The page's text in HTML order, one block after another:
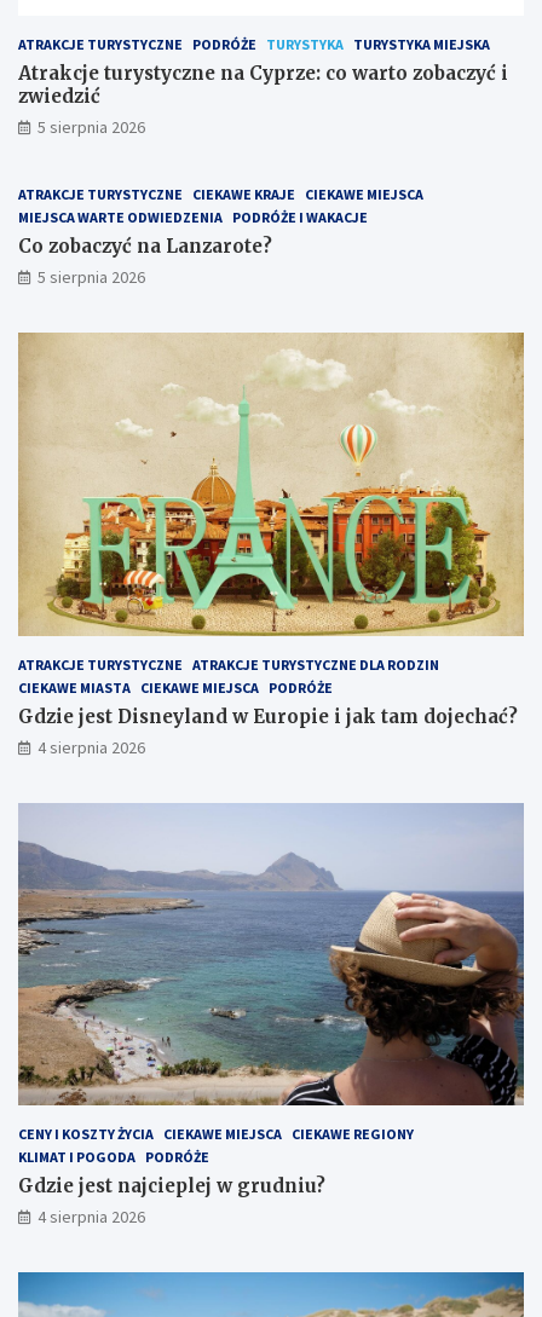
ATRAKCJE TURYSTYCZNE PODRÓŻE TURYSTYKA TURYSTYKA MIEJSKA
Atrakcje turystyczne na Cyprze: co warto zobaczyć i
zwiedzić
5 sierpnia 2026
ATRAKCJE TURYSTYCZNE CIEKAWE KRAJE
CIEKAWE MIEJSCA
MIEJSCA WARTE ODWIEDZENIA PODRÓŻE I WAKACJE
Co zobaczyć na Lanzarote?
5 sierpnia 2026
ATRAKCJE TURYSTYCZNE ATRAKCJE TURYSTYCZNE DLA RODZIN
CIEKAWE MIASTA CIEKAWE MIEJSCA PODRÓŻE
Gdzie jest Disneyland w Europie i jak tam dojechać?
4 sierpnia 2026
CENY I KOSZTY ŻYCIA CIEKAWE MIEJSCA CIEKAWE REGIONY
KLIMAT I POGODA PODRÓŻE
Gdzie jest najcieplej w grudniu?
4 sierpnia 2026